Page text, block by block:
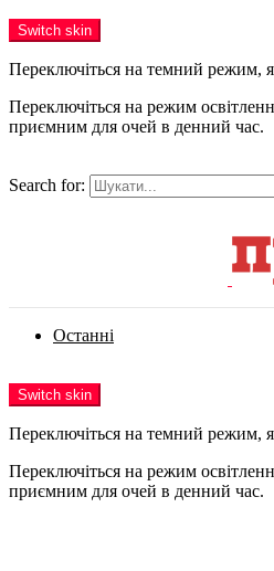
Switch skin
Переключіться на темний режим,
Переключіться на режим
приємним для очей в денний час.
Search for:
Останні
Switch skin
Переключіться на темний режим,
Переключіться на режим
приємним для очей в денний час.